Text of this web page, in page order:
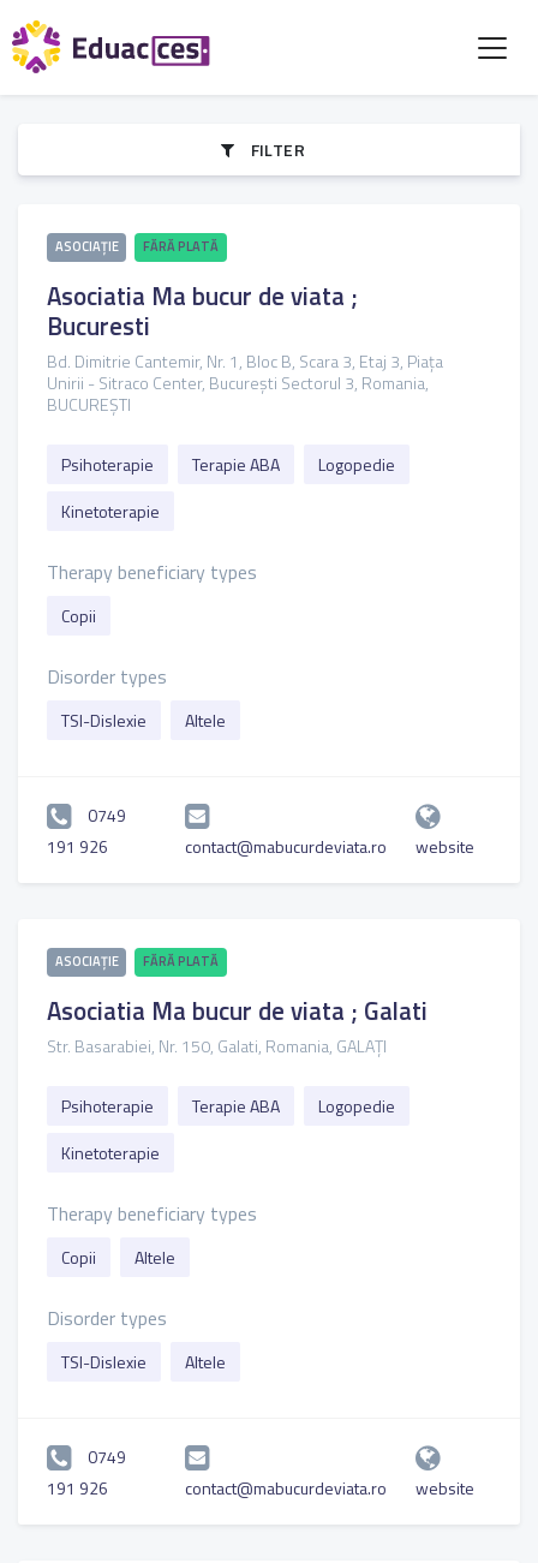
FILTER
ASOCIAȚIE FĂRĂ PLATĂ
Asociatia Ma bucur de viata ;
Bucuresti
Bd. Dimitrie Cantemir, Nr. 1, Bloc B, Scara 3, Etaj 3, Piața
Unirii - Sitraco Center, Bucureşti Sectorul 3, Romania,
BUCUREȘTI
Psihoterapie Terapie ABA
Logopedie
Kinetoterapie
Therapy beneficiary types
Copii
Disorder types
TSI-Dislexie Altele
0749
191 926
contact@mabucurdeviata.ro website
ASOCIAȚIE FĂRĂ PLATĂ
Asociatia Ma bucur de viata ; Galati
Str. Basarabiei, Nr. 150, Galati, Romania, GALAȚI
Psihoterapie Terapie ABA
Logopedie
Kinetoterapie
Therapy beneficiary types
Copii Altele
Disorder types
TSI-Dislexie Altele
0749
191 926
contact@mabucurdeviata.ro website